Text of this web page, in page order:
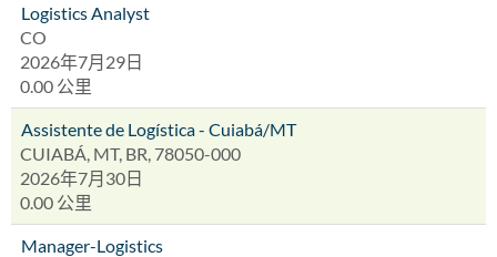
Logistics Analyst
CO
2026年7月29日
0.00 公里
Assistente de Logística - Cuiabá/MT
CUIABÁ, MT, BR, 78050-000
2026年7月30日
0.00 公里
Manager-Logistics